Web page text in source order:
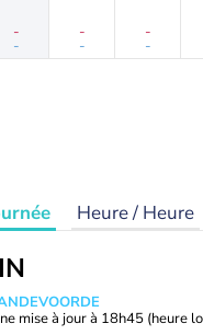
-
-
-
-
-
-
Heure / Heure
mise à jour à 18h45 (heure